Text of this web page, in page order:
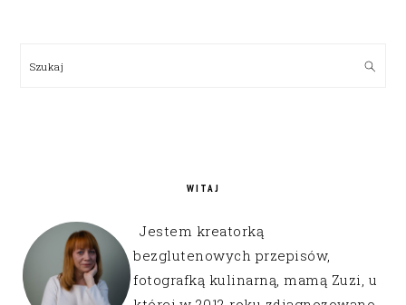
Szukaj
WITAJ
Jestem kreatorką
bezglutenowych przepisów,
fotografką kulinarną, mamą Zuzi, u